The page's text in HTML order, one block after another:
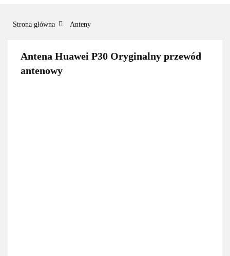
Strona główna Anteny
Antena Huawei P30 Oryginalny przewód
antenowy